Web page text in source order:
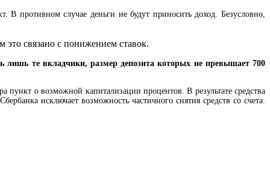
В противном случае деньги не будут приносить доход. Безусловно,
связано с понижением ставок.
лишь те вкладчики, размер депозита которых не превышает 700
пункт о возможной капитализации процентов. В результате средства
исключает возможность частичного снятия средств со счета.